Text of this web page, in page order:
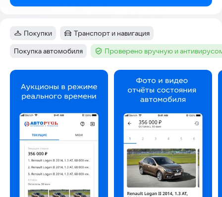
Категория:
Покупки Категория:
Транспорт и навигация
Тег:
Покупка автомобиля Тег :Проверено вручную и
Скриншоты